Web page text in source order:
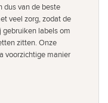
dus van de beste
veel zorg, zodat de
labels om
zitten. Onze
voorzichtige manier